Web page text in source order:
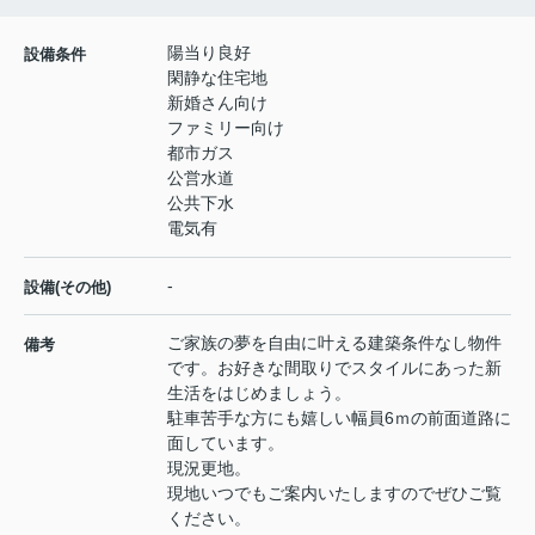
設備条件
陽当り良好
閑静な住宅地
新婚さん向け
ファミリー向け
都市ガス
公営水道
公共下水
電気有
設備(その他) -
備考
ご家族の夢を自由に叶える建築条件なし物件
です。お好きな間取りでスタイルにあった新
生活をはじめましょう。
駐車苦手な方にも嬉しい幅員6ｍの前面道路に
面しています。
現況更地。
現地いつでもご案内いたしますのでぜひご覧
ください。